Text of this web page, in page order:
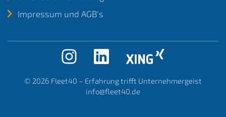
Impressum und AGB's
© 2026 Fleet40 – Erfahrung trifft Unternehmergeist
info@fleet40.de